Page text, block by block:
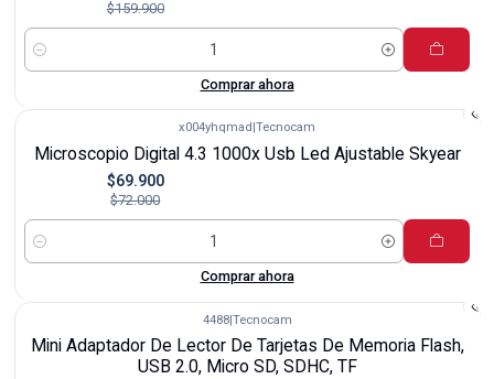
$159.900
Cantidad
Comprar ahora
x004yhqmad Tecnocam
Microscopio Digital 4.3 1000x Usb Led Ajustable Skyear
$69.900
$72.000
Cantidad
Comprar ahora
4488|Tecnocam
Mini Adaptador De Lector De Tarjetas De Memoria Flash,
USB 2.0, Micro SD, SDHC, TF